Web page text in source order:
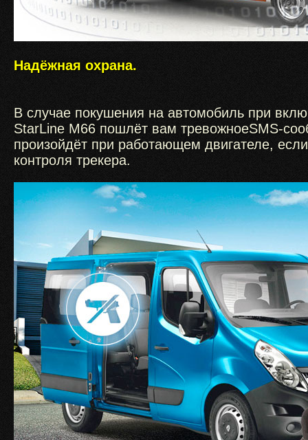
Надёжная охрана.
В случае покушения на автомобиль при
StarLine М66 пошлёт вам тревожноеSMS-
произойдёт при работающем двигателе,
контроля трекера.